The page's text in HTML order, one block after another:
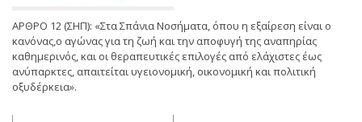
ΑΡΘΡΟ 12 (ΣΗΠ): «Στα Σπάνια Νοσήματα, όπου η εξαίρεση είναι ο
κανόνας,ο αγώνας για τη ζωή και την αποφυγή της αναπηρίας
καθημερινός, και οι θεραπευτικές επιλογές από ελάχιστες έως
ανύπαρκτες, απαιτείται υγειονομική, οικονομική και πολιτική
οξυδέρκεια».